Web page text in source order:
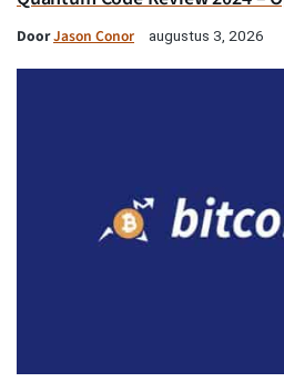
DoorJason Conor augustus 3, 2026